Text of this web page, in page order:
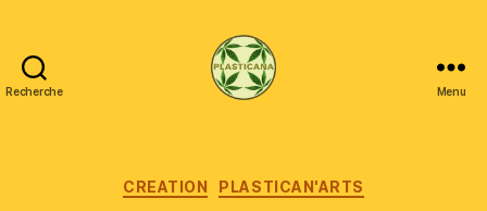
Recherche Menu
Catégories
CREATION PLASTICAN'ARTS